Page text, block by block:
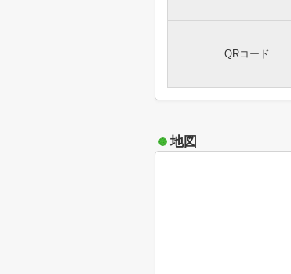
QRコード
地図